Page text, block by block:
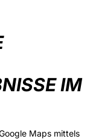
IM
Maps mittels